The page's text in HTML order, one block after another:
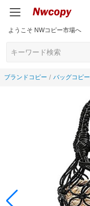
ようこそ NWコピー市場へ
ブランドコピー バッグコピー